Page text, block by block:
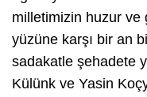
milletimizin huzur ve
yüzüne karşı bir an
sadakatle şehadete
Külünk ve Yasin